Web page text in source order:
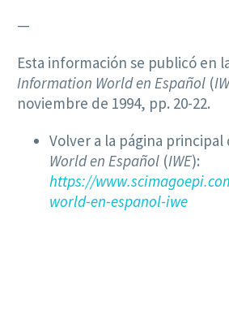
—
Esta información se publicó en
Information World en Español (
noviembre de 1994, pp. 20-22.
Volver a la página principal
World en Español (IWE):
https://
world-en-espanol-iwe